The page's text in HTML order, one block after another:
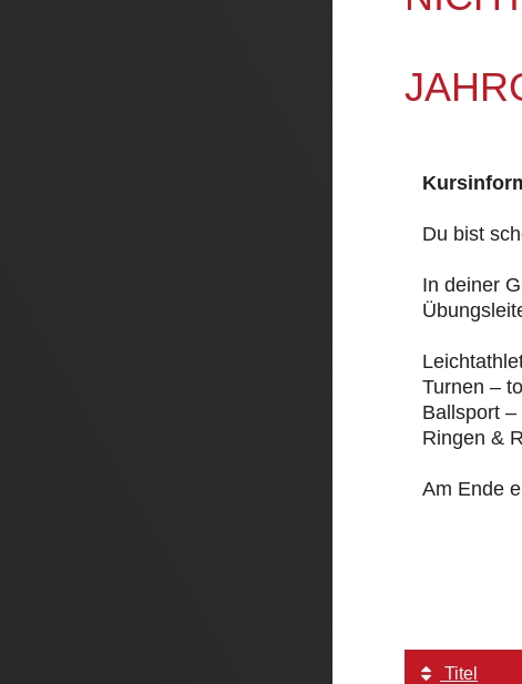
Du bist
In deiner
Turnen –
Ballsport
Ringen &
Am Ende
Titel